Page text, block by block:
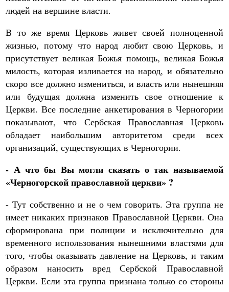
людей на вершине власти.
В то же время Церковь живет своей полноценной
жизнью, потому что народ любит свою Церковь, и
присутствует великая Божья помощь, великая Божья
милость, которая изливается на народ, и обязательно
скоро все должно измениться, и власть или нынешняя
или будущая должна изменить свое отношение к
Церкви. Все последние анкетирования в Черногории
показывают, что Сербская Православная Церковь
обладает наибольшим авторитетом среди всех
организаций, существующих в Черногории.
- А что бы Вы могли сказать о так называемой
«Черногорской православной церкви» ?
- Тут собственно и не о чем говорить. Эта группа не
имеет никаких признаков Православной Церкви. Она
сформирована при полиции и исключительно для
временного использования нынешними властями для
того, чтобы оказывать давление на Церковь, и таким
образом наносить вред Сербской Православной
Церкви. Если эта группа признана только со стороны